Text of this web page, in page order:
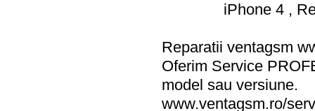
iPhone 4 ,
Reparatii ventagsm
Oferim Service
model sau versiune.
www.ventagsm.ro/